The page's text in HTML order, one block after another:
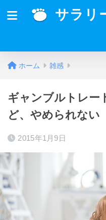
サラリ
ホーム 雑感
ギャンブルトレー
ど、やめられない
2015年1月9日